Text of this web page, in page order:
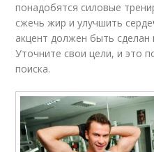
понадобятся силовые
сжечь жир и улучшить
акцент должен быть сделан
Уточните свои цели, и это
поиска.